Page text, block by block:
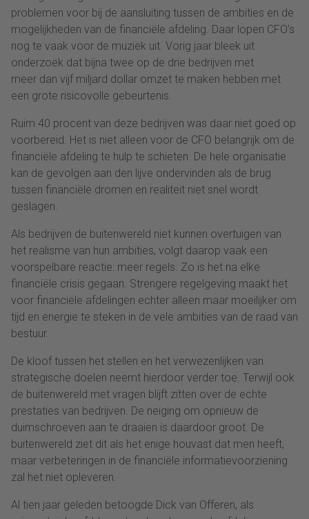
problemen voor bij de aansluiting tussen de ambities en de
mogelijkheden van de financiële afdeling. Daar lopen CFO’s
nog te vaak voor de muziek uit. Vorig jaar bleek uit
onderzoek dat bijna twee op de drie bedrijven met
meer dan vijf miljard dollar omzet te maken hebben met
een grote risicovolle gebeurtenis.
Ruim 40 procent van deze bedrijven was daar niet goed op
voorbereid. Het is niet alleen voor de CFO belangrijk om de
financiële afdeling te hulp te schieten. De hele organisatie
kan de gevolgen aan den lijve ondervinden als de brug
tussen financiële dromen en realiteit niet snel wordt
geslagen.
Als bedrijven de buitenwereld niet kunnen overtuigen van
het realisme van hun ambities, volgt daarop vaak een
voorspelbare reactie: meer regels. Zo is het na elke
financiële crisis gegaan. Strengere regelgeving maakt het
voor financiële afdelingen echter alleen maar moeilijker om
tijd en energie te steken in de vele ambities van de raad van
bestuur.
De kloof tussen het stellen en het verwezenlijken van
strategische doelen neemt hierdoor verder toe. Terwijl ook
de buitenwereld met vragen blijft zitten over de echte
prestaties van bedrijven. De neiging om opnieuw de
duimschroeven aan te draaien is daardoor groot. De
buitenwereld ziet dit als het enige houvast dat men heeft,
maar verbeteringen in de financiële informatievoorziening
zal het niet opleveren.
Al tien jaar geleden betoogde Dick van Offeren, als